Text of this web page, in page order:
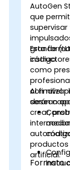
AutoGen
que
grande
código.
Esta
como
con nivel
desean
crear,
productos
artificial.
Al
serán
Formato